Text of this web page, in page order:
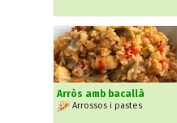
Arròs amb bacallà
Arrossos i pastes